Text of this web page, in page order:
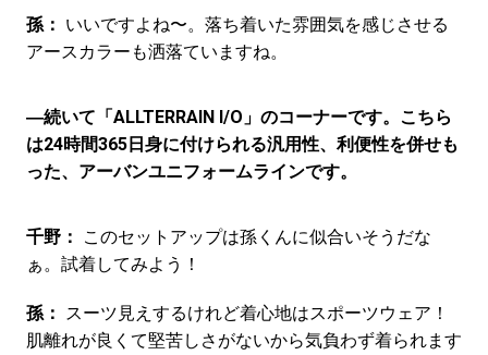
孫： いいですよね〜。落ち着いた雰囲気を感じさせる
アースカラーも洒落ていますね。
―続いて「ALLTERRAIN I/O」のコーナーです。こちら
は24時間365日身に付けられる汎用性、利便性を併せも
った、アーバンユニフォームラインです。
千野：
このセットアップは孫くんに似合いそうだな
ぁ。試着してみよう！
孫：
スーツ見えするけれど着心地はスポーツウェア！
肌離れが良くて堅苦しさがないから気負わず着られます